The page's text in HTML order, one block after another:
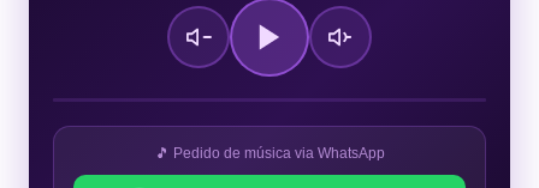
🎵 Pedido de música via WhatsApp